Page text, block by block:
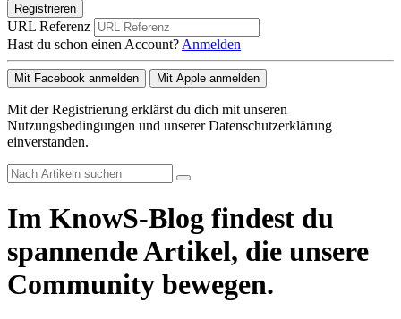
Registrieren
URL Referenz
Hast du schon einen Account? Anmelden
Mit Facebook anmelden Mit Apple anmelden
Mit der Registrierung erklärst du dich mit unseren
Nutzungsbedingungen und unserer Datenschutzerklärung
einverstanden.
Im KnowS-Blog findest du
spannende Artikel, die unsere
Community bewegen.